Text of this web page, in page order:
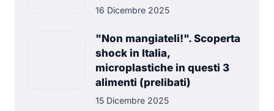
16 Dicembre 2025
"Non mangiateli!". Scoperta
shock in Italia,
microplastiche in questi 3
alimenti (prelibati)
15 Dicembre 2025